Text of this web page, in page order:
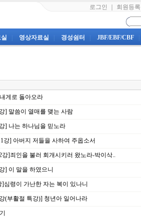
로그인 회원등록
영상자료실 경성쉼터 JBF/EBF/CBF
게로 돌아오라
] 말씀이 열매를 맺는 사람
] 나는 하나님을 믿노라
강] 아버지 저들을 사하여 주옵소서
]죄인을 불러 회개시키러 왔노라-박이삭..
] 이 말을 하였으니
심령이 가난한 자는 복이 있나니
(부활절 특강)] 청년아 일어나라